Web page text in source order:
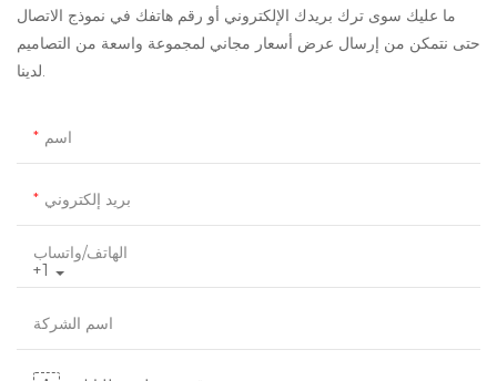
ما عليك سوى ترك بريدك الإلكتروني أو رقم هاتفك في نموذج الاتصال
حتى نتمكن من إرسال عرض أسعار مجاني لمجموعة واسعة من التصاميم
لدينا.
اسم
بريد إلكتروني
+1
الهاتف/واتساب
اسم الشركة